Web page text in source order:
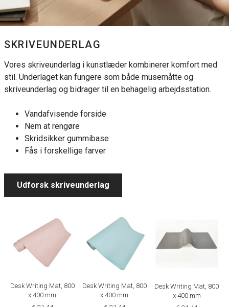
SKRIVEUNDERLAG
Vores skriveunderlag i kunstlæder kombinerer komfort med
stil. Underlaget kan fungere som både musemåtte og
skriveunderlag og bidrager til en behagelig arbejdsstation.
Vandafvisende forside
Nem at rengøre
Skridsikker gummibase
Fås i forskellige farver
Udforsk skriveunderlag
Desk Writing Mat, 800
x 400 mm
Desk Writing Mat, 800
x 400 mm
Desk Writing Mat, 800
x 400 mm